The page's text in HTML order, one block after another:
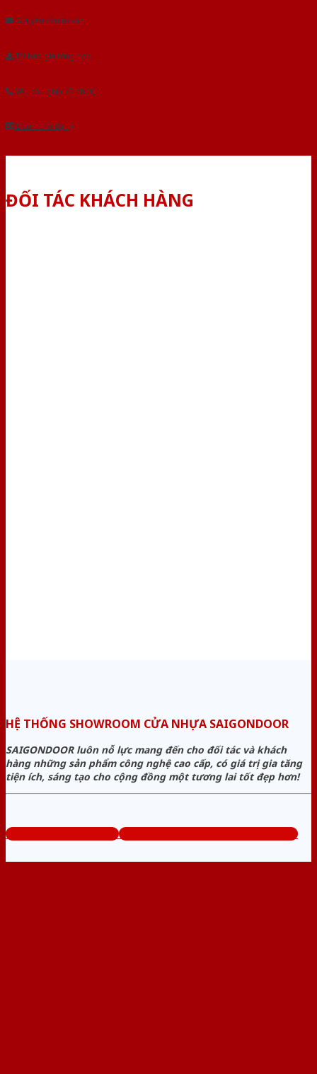
Gửi yêu cầu tư vấn
Tải báo giá tổng hợp
Yêu cầu gọi lại (3 phút)
Dành cho đại lý
ĐỐI TÁC KHÁCH HÀNG
HỆ THỐNG SHOWROOM CỬA NHỰA SAIGONDOOR
SAIGONDOOR luôn nỗ lực mang đến cho đối tác và khách
hàng những sản phẩm công nghệ cao cấp, có giá trị gia tăng
tiện ích, sáng tạo cho cộng đồng một tương lai tốt đẹp hơn!
www.sieuthicuanhua.net Tổng đài tư vấn miễn phí: 0824.400.400